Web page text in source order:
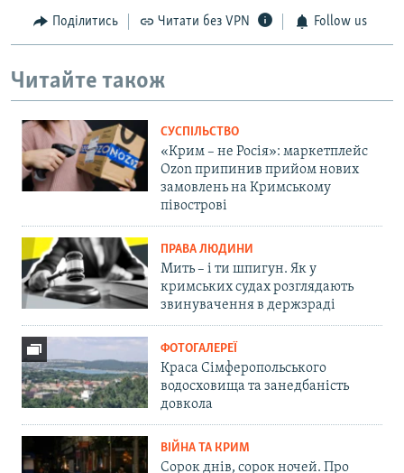
Поділитись Читати без VPN Follow us
Читайте також
СУСПІЛЬСТВО
«Крим – не Росія»: маркетплейс
Ozon припинив прийом нових
замовлень на Кримському
півострові
ПРАВА ЛЮДИНИ
Мить – і ти шпигун. Як у
кримських судах розглядають
звинувачення в держзраді
ФОТОГАЛЕРЕЇ
Краса Сімферопольського
водосховища та занедбаність
довкола
ВІЙНА ТА КРИМ
Сорок днів, сорок ночей. Про